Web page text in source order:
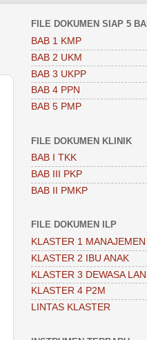
FILE DOKUMEN SIAP 5
BAB 1 KMP
BAB 2 UKM
BAB 3 UKPP
BAB 4 PPN
BAB 5 PMP
FILE DOKUMEN KLINIK
BAB I TKK
BAB III PKP
BAB II PMKP
FILE DOKUMEN ILP
KLASTER 1 MANAJEMEN
KLASTER 2 IBU ANAK
KLASTER 3 DEWASA
KLASTER 4 P2M
LINTAS KLASTER